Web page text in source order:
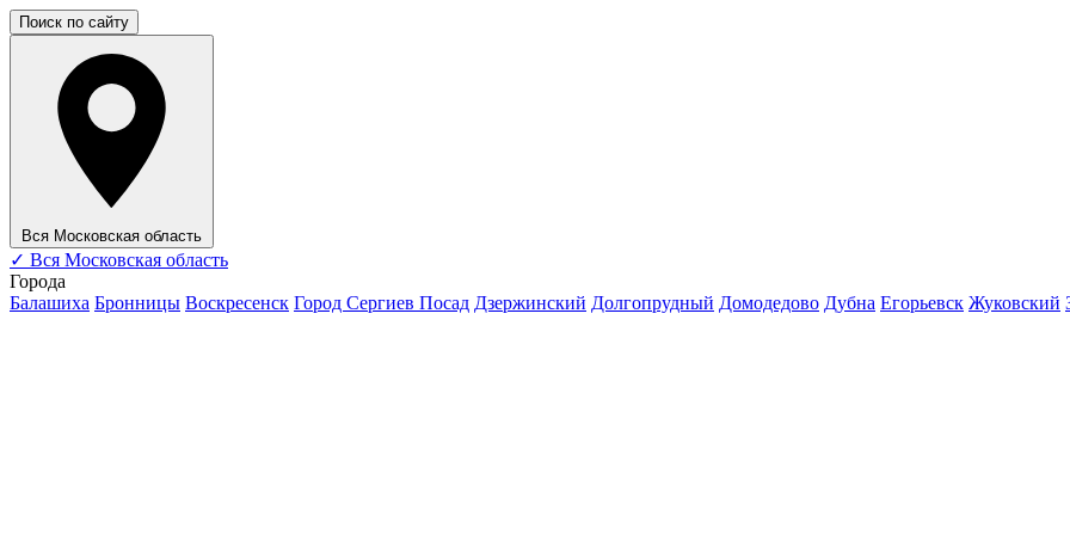
Поиск по сайту
Вся Московская область
✓ Вся Московская область
Города
Балашиха Бронницы Воскресенск Город Сергиев Посад Дзержинский Долгопрудный Домодедово Дубна Егорьевск Жуковский